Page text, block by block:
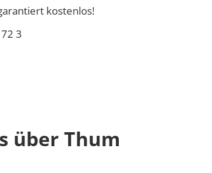
kostenlos!
3
über Thum